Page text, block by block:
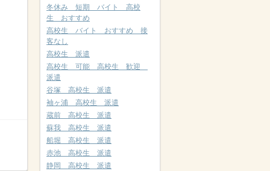
冬休み 短期 バイト 高校
生 おすすめ
高校生 バイト おすすめ 接
客なし
高校生 派遣
高校生 可能 高校生 歓迎
派遣
谷塚 高校生 派遣
袖ヶ浦 高校生 派遣
蔵前 高校生 派遣
蘇我 高校生 派遣
船堀 高校生 派遣
赤池 高校生 派遣
静岡 高校生 派遣